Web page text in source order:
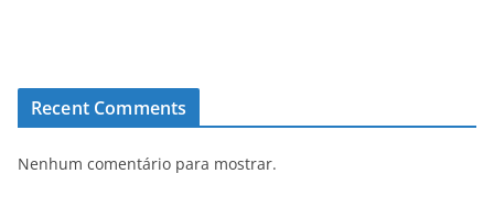
Recent Comments
Nenhum comentário para mostrar.